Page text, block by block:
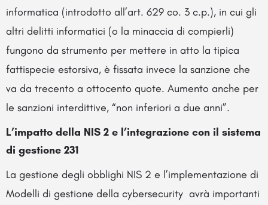
informatica (introdotto all’art. 629 co. 3 c.p.), in cui gli
altri delitti informatici (o la minaccia di compierli)
fungono da strumento per mettere in atto la tipica
fattispecie estorsiva, è fissata invece la sanzione che
va da trecento a ottocento quote. Aumento anche per
le sanzioni interdittive, “non inferiori a due anni”.
L’impatto della NIS 2 e l’integrazione con il sistema
di gestione 231
La gestione degli obblighi NIS 2 e l’implementazione di
Modelli di gestione della cybersecurity avrà importanti